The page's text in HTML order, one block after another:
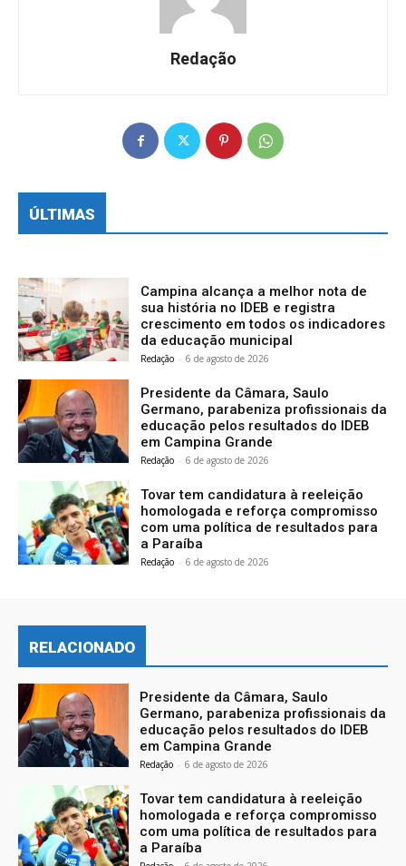
Redação
ÚLTIMAS
Campina alcança a melhor nota de
sua história no IDEB e registra
crescimento em todos os indicadores
da educação municipal
Redação - 6 de agosto de 2026
Presidente da Câmara, Saulo
Germano, parabeniza profissionais da
educação pelos resultados do IDEB
em Campina Grande
Redação - 6 de agosto de 2026
Tovar tem candidatura à reeleição
homologada e reforça compromisso
com uma política de resultados para
a Paraíba
Redação - 6 de agosto de 2026
RELACIONADO
Presidente da Câmara, Saulo
Germano, parabeniza profissionais da
educação pelos resultados do IDEB
em Campina Grande
Redação - 6 de agosto de 2026
Tovar tem candidatura à reeleição
homologada e reforça compromisso
com uma política de resultados para
a Paraíba